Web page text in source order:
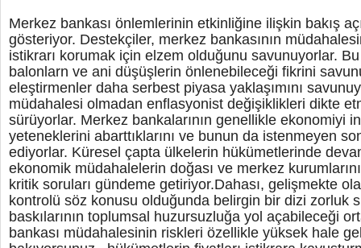
Merkez bankası önlemlerinin etkinliğine ilişkin bakış
gösteriyor. Destekçiler, merkez bankasının
istikrarı korumak için elzem olduğunu savunuyorlar.
balonlarn ve ani düşüşlerin önlenebileceği fikrini
eleştirmenler daha serbest piyasa yaklaşımını
müdahalesi olmadan enflasyonist değişiklikleri dikte
sürüyorlar. Merkez bankalarının genellikle ekonomiyi
yeteneklerini abarttıklarını ve bunun da istenmeyen
ediyorlar. Küresel çapta ülkelerin hükümetlerinde
ekonomik müdahalelerin doğası ve merkez
kritik soruları gündeme getiriyor.Dahası, gelişmekte
kontrolü söz konusu olduğunda belirgin bir dizi zorluk
baskılarının toplumsal huzursuzluğa yol açabileceği
bankası müdahalesinin riskleri özellikle yüksek hale